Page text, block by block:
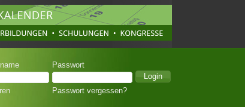
Passwort
Passwort vergessen?